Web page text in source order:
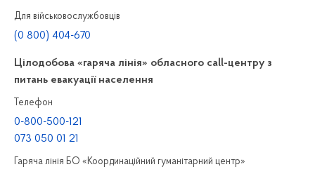
Для військовослужбовців
(0 800) 404-670
Цілодобова «гаряча лінія» обласного call-центру з
питань евакуації населення
Телефон
0-800-500-121
073 050 01 21
Гаряча лінія БО «Координаційний гуманітарний центр»